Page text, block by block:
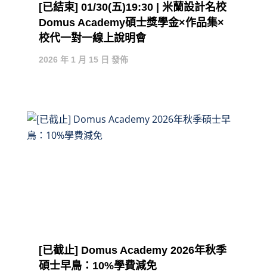
[已結束] 01/30(五)19:30 | 米蘭設計名校
Domus Academy碩士獎學金×作品集×
校代一對一線上說明會
2026 年 1 月 15 日 發佈
[已截止] Domus Academy 2026年秋季
碩士早鳥：10%學費減免